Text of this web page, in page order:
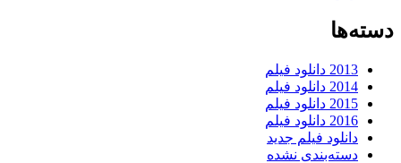
دسته‌ها
2013 دانلود فیلم
2014 دانلود فیلم
2015 دانلود فیلم
2016 دانلود فیلم
دانلود فیلم جدید
دسته‌بندی نشده